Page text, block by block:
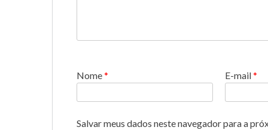
Nome* E-mail*
Salvar meus dados neste navegador para a